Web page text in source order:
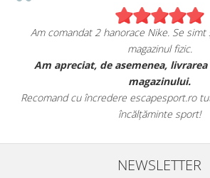
Am comandat 2 hanorace Nike. Se simt
magazinul fizic.
Am apreciat, de asemenea,
magazinului.
Recomand cu încredere escapesport.ro
încălțăminte sport!
NEWSLETTER